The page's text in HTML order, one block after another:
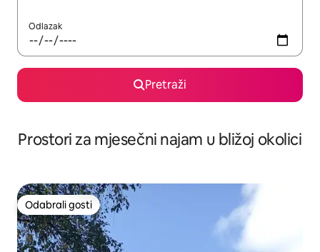
Odlazak
Pretraži
Prostori za mjesečni najam u bližoj okolici
Odabrali gosti
Odabrali gosti